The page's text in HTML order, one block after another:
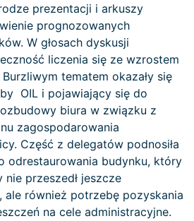
prezentacji i arkuszy
prognozowanych
W głosach dyskusji
liczenia się ze wzrostem
tematem okazały się
OIL i pojawiający się do
biura w związku z
zagospodarowania
Część z delegatów podnosiła
odrestaurowania budynku, który
przeszedł jeszcze
ale również potrzebę pozyskania
na cele administracyjne.